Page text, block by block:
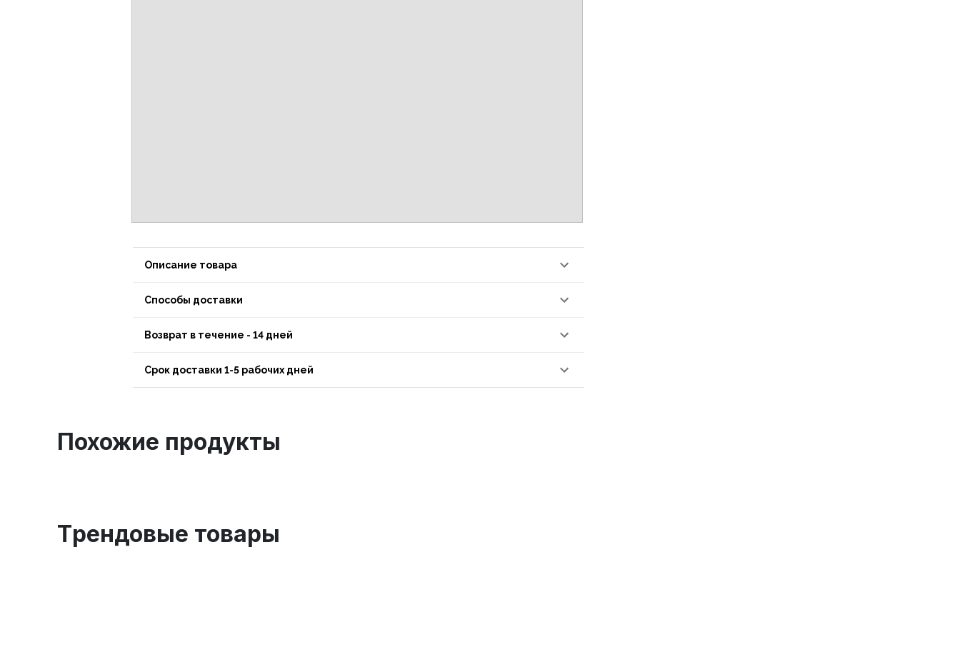
Описание товара
Способы доставки
Возврат в течение - 14 дней
Срок доставки 1-5 рабочих дней
Похожие продукты
Tрендовые товары